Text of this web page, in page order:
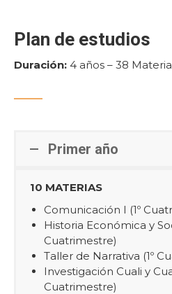
Plan de estudios
Duración: 4 años – 38
Primer año
10 MATERIAS
Comunicación I (1º
Historia Económica y
Cuatrimestre)
Taller de Narrativa (1º
Investigación Cuali y
Cuatrimestre)